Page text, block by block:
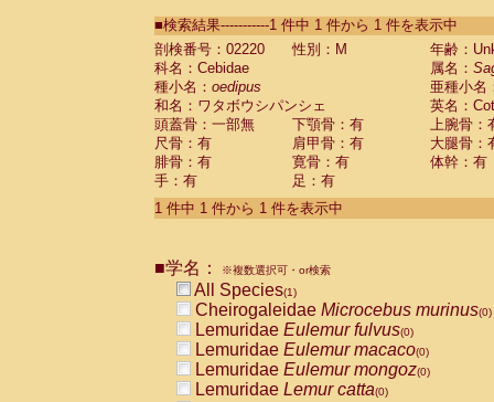
CebidaeSaguinus labiatus(0)
Cebidae Saguinus leucopus (0)
Cebidae
Cebidae
CebidaeSaguinus nigricollis (0)
Cebidae Saguinus oedipus
Cebidae Saguinus weddelli
Cebidae Saguinusspp.
Cebidae Aotus trivirgatus
Cebidae Cebus albifrons
CebidaeCebus nigrivittatus
CebidaeCebus
CebidaeSaimiri boliviensis(0)
CebidaeSaimiri sciureus(0)
AtelidaeAlouatta caraya(0)
AtelidaeAlouatta fusca(0)
AtelidaeAlouatta seniculus
■検索結果-----------1 件中 1 件から 1 件を表示中
剖検番号：02220
性別：M
年齢：
科名：Cebidae
属名：
種小名： oedipus
亜種小名
和名：ワタボウシパンシェ
英名：
頭蓋骨：一部無
下顎骨：有
上腕骨：
尺骨：有
肩甲骨：有
大腿骨：
腓骨：有
寛骨：有
体幹：有
手：有
足：有
1 件中 1 件から 1 件を表示中
■学名： ※複数選択可・or検索
All Species(1)
Cheirogaleidae Microcebus murinus(0)
Lemuridae Eulemur fulvus(0)
Lemuridae Eulemur macaco(0)
Lemuridae Eulemur mongoz(0)
Lemuridae Lemur catta(0)